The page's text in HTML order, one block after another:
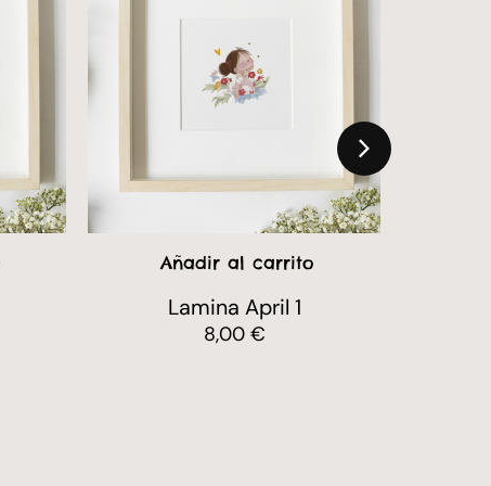
Añadir al carrito
Lamina April 1
8,00 €